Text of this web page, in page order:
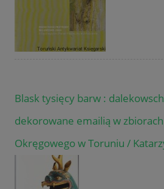
Blask tysięcy barw :
dekorowane emailią w
Okręgowego w Toruniu /